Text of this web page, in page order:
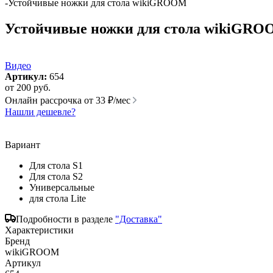
-Устойчивые ножки для стола wikiGROOM
Устойчивые ножки для стола
Видео
Артикул: 654
от 200 руб.
Онлайн рассрочка от 33 ₽/мес
Нашли дешевле?
Вариант
Для стола S1
Для стола S2
Универсальные
для стола Lite
Подробности в разделе "Доставка"
Характеристики
Бренд
wikiGROOM
Артикул